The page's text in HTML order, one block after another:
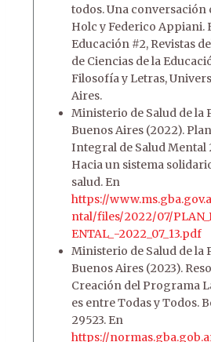
todos. Una conversación
Holc y Federico Appiani.
Educación #2, Revistas
de Ciencias de la
Filosofía y Letras,
Aires.
Ministerio de Salud de la
Buenos Aires (2022).
Integral de Salud Mental
Hacia un sistema
salud. En
https://
ntal/files/2022/07/
ENTAL_-2022_07_13.pdf
Ministerio de Salud de la
Buenos Aires (2023).
Creación del Programa
es entre Todas y Todos.
29523. En
https://